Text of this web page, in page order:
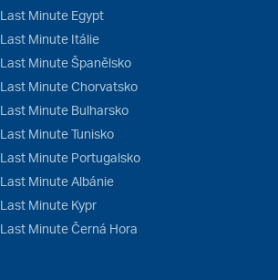
Last Minute Egypt
Last Minute Itálie
Last Minute Španělsko
Last Minute Chorvatsko
Last Minute Bulharsko
Last Minute Tunisko
Last Minute Portugalsko
Last Minute Albánie
Last Minute Kypr
Last Minute Černá Hora